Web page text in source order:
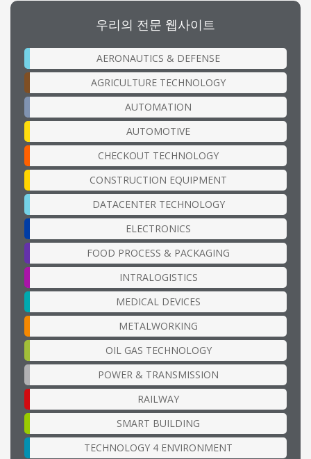
우리의 전문 웹사이트
AERONAUTICS & DEFENSE
AGRICULTURE TECHNOLOGY
AUTOMATION
AUTOMOTIVE
CHECKOUT TECHNOLOGY
CONSTRUCTION EQUIPMENT
DATACENTER TECHNOLOGY
ELECTRONICS
FOOD PROCESS & PACKAGING
INTRALOGISTICS
MEDICAL DEVICES
METALWORKING
OIL GAS TECHNOLOGY
POWER & TRANSMISSION
RAILWAY
SMART BUILDING
TECHNOLOGY 4 ENVIRONMENT